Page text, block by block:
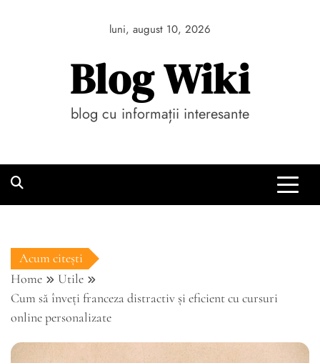
luni, august 10, 2026
Blog Wiki
blog cu informații interesante
Acum citești
Home
Utile
Cum să înveți franceza distractiv și eficient cu cursuri
online personalizate